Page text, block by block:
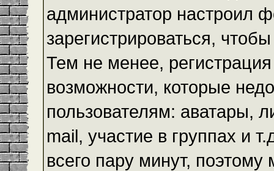
администратор настроил
зарегистрироваться,
Тем не менее,
возможности, которые
пользователям: аватары,
mail, участие в группах и
всего пару минут,